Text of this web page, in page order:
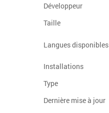
Développeur
Taille
Langues disponibles
Installations
Type
Dernière mise à jour